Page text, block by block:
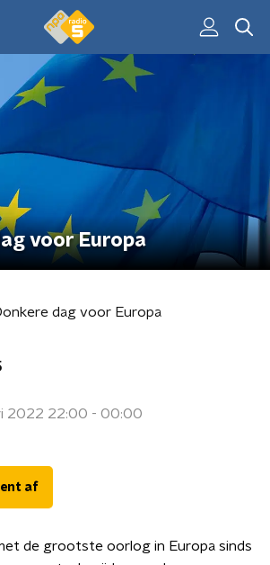
voor Europa
dag voor Europa
2022 22:00 - 00:00
af
de grootste oorlog in Europa sinds